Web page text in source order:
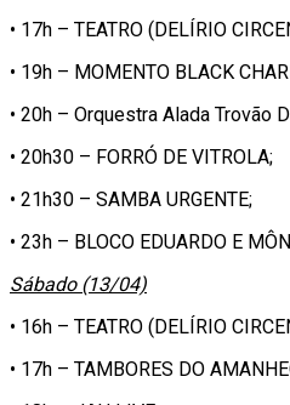
• 17h – TEATRO (DELÍRIO
• 19h – MOMENTO BLACK
• 20h – Orquestra Alada Trovão
• 20h30 – FORRÓ DE VITROLA;
• 21h30 – SAMBA URGENTE;
• 23h – BLOCO EDUARDO E
Sábado (13/04)
• 16h – TEATRO (DELÍRIO
• 17h – TAMBORES DO